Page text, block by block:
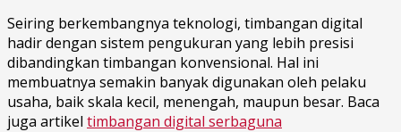
Seiring berkembangnya teknologi, timbangan digital
hadir dengan sistem pengukuran yang lebih presisi
dibandingkan timbangan konvensional. Hal ini
membuatnya semakin banyak digunakan oleh pelaku
usaha, baik skala kecil, menengah, maupun besar. Baca
juga artikel timbangan digital serbaguna